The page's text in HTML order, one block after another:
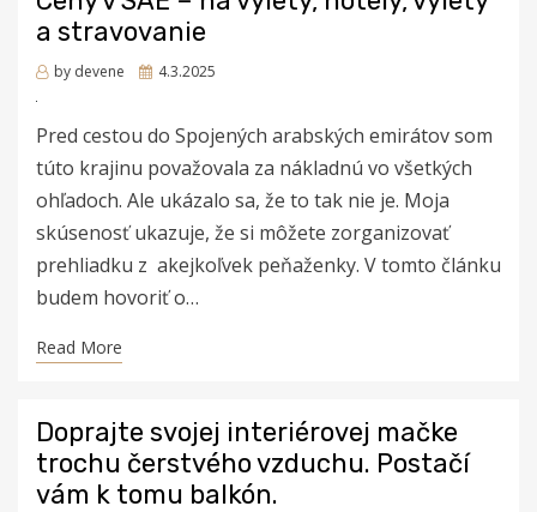
a stravovanie
by devene
Posted
4.3.2025
Pred cestou do Spojených arabských emirátov som
túto krajinu považovala za nákladnú vo všetkých
ohľadoch. Ale ukázalo sa, že to tak nie je. Moja
skúsenosť ukazuje, že si môžete zorganizovať
prehliadku z akejkoľvek peňaženky. V tomto článku
budem hovoriť o…
Read More
Doprajte svojej interiérovej mačke
trochu čerstvého vzduchu. Postačí
vám k tomu balkón.